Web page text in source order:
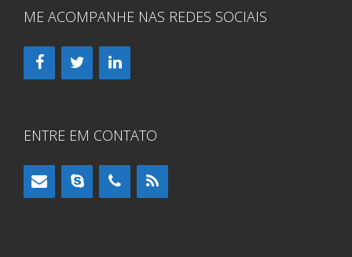
ME ACOMPANHE NAS REDES SOCIAIS
ENTRE EM CONTATO